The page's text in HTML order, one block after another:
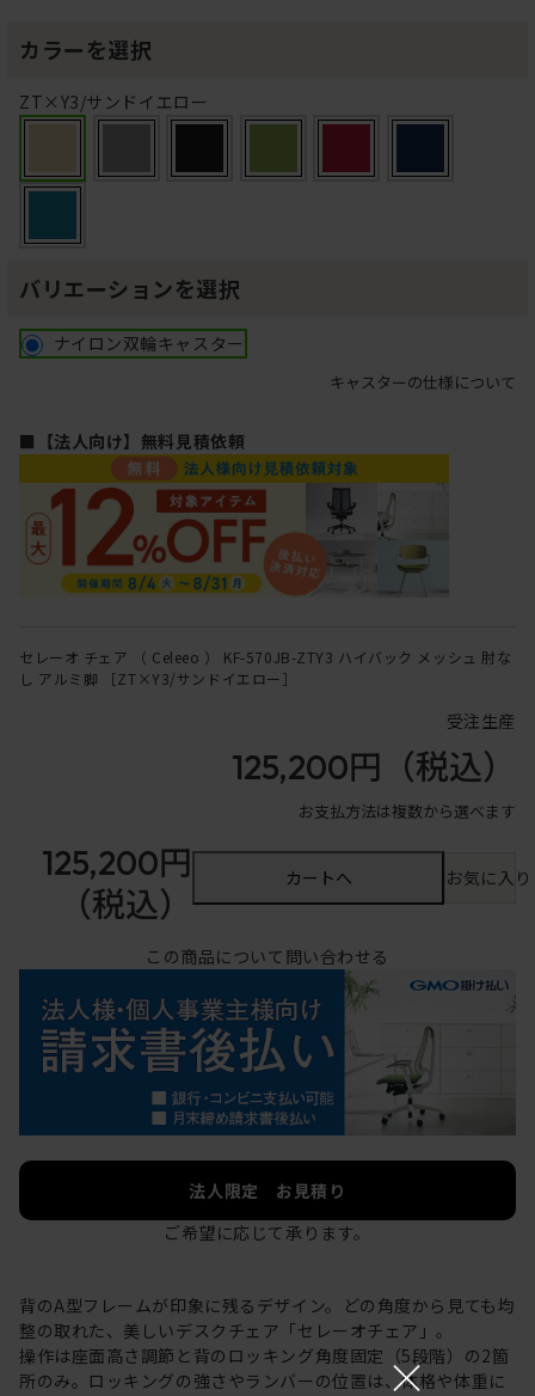
カラーを選択
ZT×Y3/サンドイエロー
バリエーションを選択
ナイロン双輪キャスター
キャスターの仕様について
■【法人向け】無料見積依頼
セレーオ チェア （ Celeeo ） KF-570JB-ZTY3 ハイバック メッシュ 肘な
し アルミ脚 ［ZT×Y3/サンドイエロー］
受注生産
125,200円 （税込）
お支払方法は複数から選べます
125,200円
（税込）
カートへ お気に入
この商品について問い合わせる
法人限定 お見積り
ご希望に応じて承ります。
背のA型フレームが印象に残るデザイン。どの角度から見ても均
整の取れた、美しいデスクチェア「セレーオチェア」。
操作は座面高さ調節と背のロッキング角度固定（5段階）の2箇
所のみ。ロッキングの強さやランバーの位置は、体格や体重に
×